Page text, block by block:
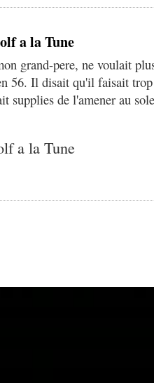
a la Tune
grand-pere, ne voulait
56. Il disait qu'il faisait
supplies de l'amener au
a la Tune